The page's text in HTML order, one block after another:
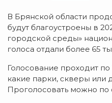
В Брянской области
будут благоустроены в
городской среды»
голоса отдали более 65
Голосование проходит
какие парки, скверы или
Проголосовать можно по